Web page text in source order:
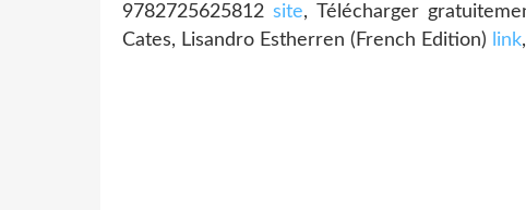
9782725625812site, Télécharger
Cates, Lisandro Estherren (French Edition)
link,